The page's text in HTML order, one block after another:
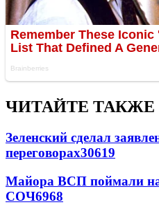
ЧИТАЙТЕ ТАКЖЕ
Зеленский сделал
переговорах30619
Майора ВСП поймали
СОЧ6968